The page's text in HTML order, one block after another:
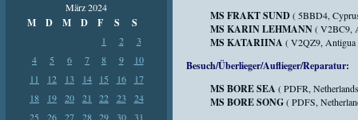
März 2024
M D M D F S S
1 2
3
4
5 6 7 8 9
10
11
12 13 14 15 16
17
18
19 20 21 22 23
24
25
26 27 28 29 30
31
MS FRAKT SUND( 5BBD4,
MS KARIN LEHMANN( V2BC9,
MS KATARIINA ( V2QZ9, Antigua
Besuch/Überlieger/Auflieger/Reparatur:
MS BORE SEA ( PDFR,
MS BORE SONG( PDFS,